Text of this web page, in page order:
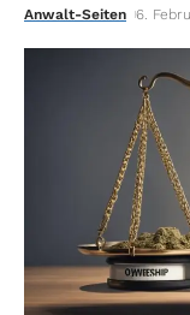
Anwalt-Seiten 6.